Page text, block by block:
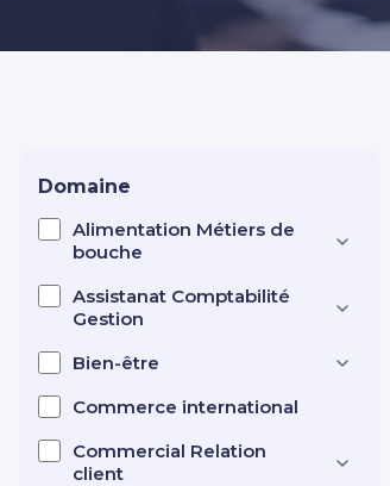
Nos centres dans
Domaine
Alimentation Métiers de
bouche
Assistanat Comptabilité
Gestion
Bien-être
Commerce international
Commercial Relation
client